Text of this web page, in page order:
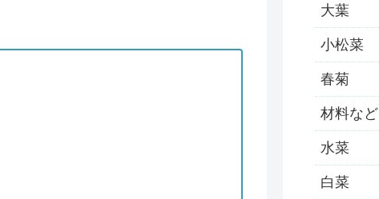
大葉
小松菜
春菊
材料など
水菜
白菜